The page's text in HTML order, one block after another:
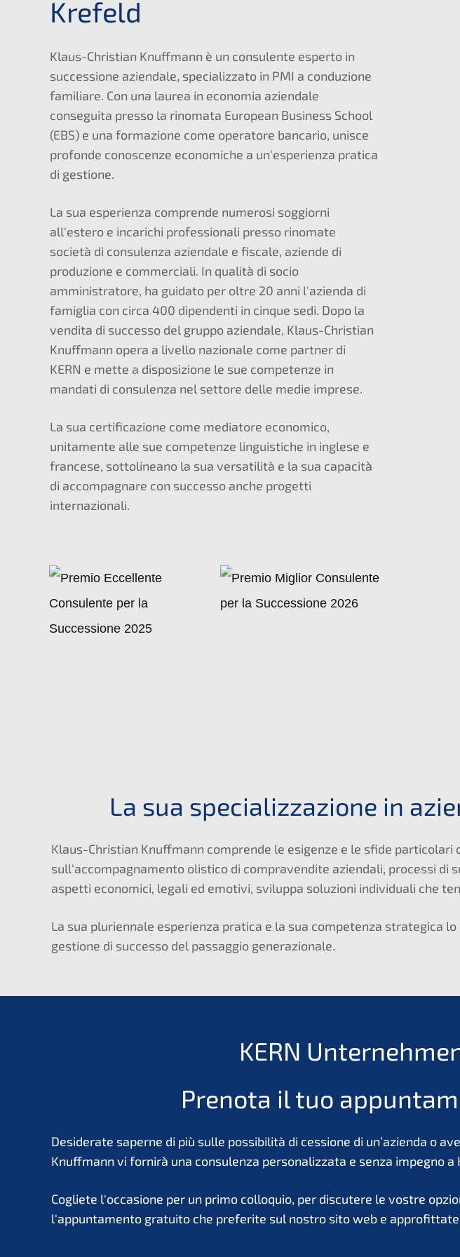
Krefeld
Klaus-Christian Knuffmann è un consulente esperto in
successione aziendale, specializzato in PMI a conduzione
familiare. Con una laurea in economia aziendale
conseguita presso la rinomata European Business School
(EBS) e una formazione come operatore bancario, unisce
profonde conoscenze economiche a un'esperienza pratica
di gestione.
La sua esperienza comprende numerosi soggiorni
all'estero e incarichi professionali presso rinomate
società di consulenza aziendale e fiscale, aziende di
produzione e commerciali. In qualità di socio
amministratore, ha guidato per oltre 20 anni l'azienda di
famiglia con circa 400 dipendenti in cinque sedi. Dopo la
vendita di successo del gruppo aziendale, Klaus-Christian
Knuffmann opera a livello nazionale come partner di
KERN e mette a disposizione le sue competenze in
mandati di consulenza nel settore delle medie imprese.
La sua certificazione come mediatore economico,
unitamente alle sue competenze linguistiche in inglese e
francese, sottolineano la sua versatilità e la sua capacità
di accompagnare con successo anche progetti
internazionali.
La sua specializzazione in
Klaus-Christian Knuffmann comprende le esigenze e le sfide
sull'accompagnamento olistico di compravendite aziendali, processi di
aspetti economici, legali ed emotivi, sviluppa soluzioni individuali che
La sua pluriennale esperienza pratica e la sua competenza strategica
gestione di successo del passaggio generazionale.
KERN
Prenota il tuo
Desiderate saperne di più sulle possibilità di cessione di un’azienda o
Knuffmann vi fornirà una consulenza personalizzata e senza impegno a
Cogliete l'occasione per un primo colloquio, per discutere le vostre
l'appuntamento gratuito che preferite sul nostro sito web e